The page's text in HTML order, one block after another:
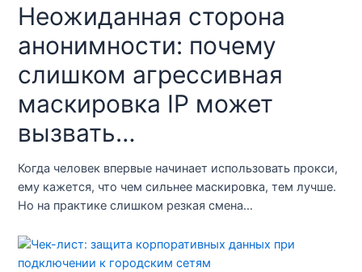
Неожиданная сторона
анонимности: почему
слишком агрессивная
маскировка IP может
вызвать…
Когда человек впервые начинает использовать прокси,
ему кажется, что чем сильнее маскировка, тем лучше.
Но на практике слишком резкая смена…